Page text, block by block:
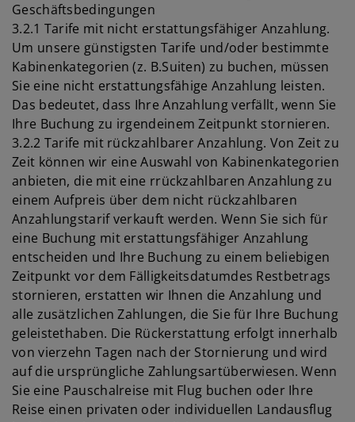
Geschäftsbedingungen
3.2.1 Tarife mit nicht erstattungsfähiger Anzahlung.
Um unsere günstigsten Tarife und/oder bestimmte
Kabinenkategorien (z. B.Suiten) zu buchen, müssen
Sie eine nicht erstattungsfähige Anzahlung leisten.
Das bedeutet, dass Ihre Anzahlung verfällt, wenn Sie
Ihre Buchung zu irgendeinem Zeitpunkt stornieren.
3.2.2 Tarife mit rückzahlbarer Anzahlung. Von Zeit zu
Zeit können wir eine Auswahl von Kabinenkategorien
anbieten, die mit eine rrückzahlbaren Anzahlung zu
einem Aufpreis über dem nicht rückzahlbaren
Anzahlungstarif verkauft werden. Wenn Sie sich für
eine Buchung mit erstattungsfähiger Anzahlung
entscheiden und Ihre Buchung zu einem beliebigen
Zeitpunkt vor dem Fälligkeitsdatumdes Restbetrags
stornieren, erstatten wir Ihnen die Anzahlung und
alle zusätzlichen Zahlungen, die Sie für Ihre Buchung
geleistethaben. Die Rückerstattung erfolgt innerhalb
von vierzehn Tagen nach der Stornierung und wird
auf die ursprüngliche Zahlungsartüberwiesen. Wenn
Sie eine Pauschalreise mit Flug buchen oder Ihre
Reise einen privaten oder individuellen Landausflug